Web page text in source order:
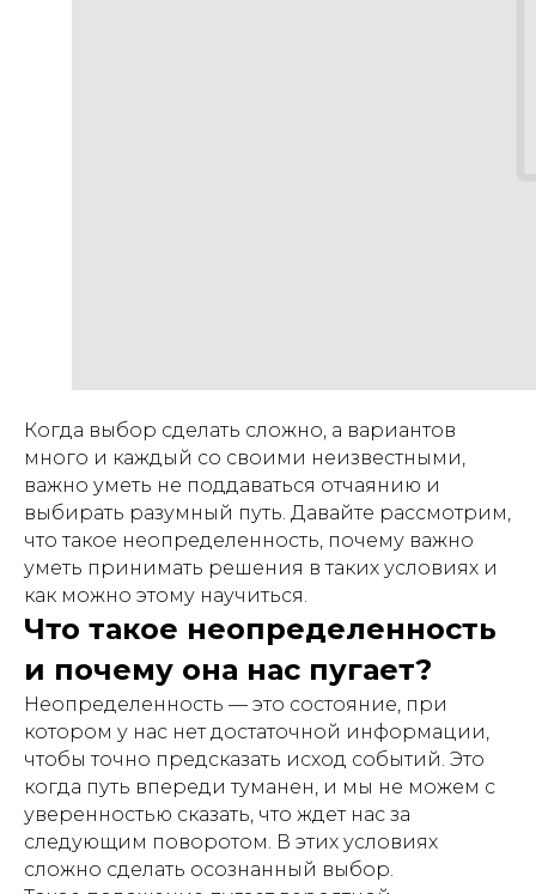
Когда выбор сделать сложно, а вариантов
много и каждый со своими неизвестными,
важно уметь не поддаваться отчаянию и
выбирать разумный путь. Давайте рассмотрим,
что такое неопределенность, почему важно
уметь принимать решения в таких условиях и
как можно этому научиться.
Что такое неопределенность
и почему она нас пугает?
Неопределенность — это состояние, при
котором у нас нет достаточной информации,
чтобы точно предсказать исход событий. Это
когда путь впереди туманен, и мы не можем с
уверенностью сказать, что ждет нас за
следующим поворотом. В этих условиях
сложно сделать осознанный выбор.